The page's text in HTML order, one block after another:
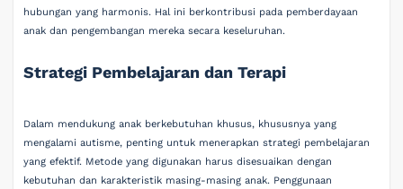
hubungan yang harmonis. Hal ini berkontribusi pada pemberdayaan
anak dan pengembangan mereka secara keseluruhan.
Strategi Pembelajaran dan Terapi
Dalam mendukung anak berkebutuhan khusus, khususnya yang
mengalami autisme, penting untuk menerapkan strategi pembelajaran
yang efektif. Metode yang digunakan harus disesuaikan dengan
kebutuhan dan karakteristik masing-masing anak. Penggunaan